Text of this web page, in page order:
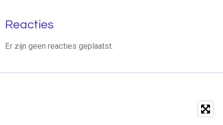
Reacties
Er zijn geen reacties geplaatst.